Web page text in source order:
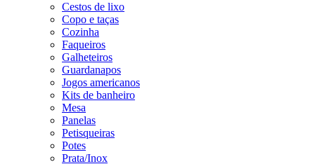
Cestos de lixo
Copo e taças
Cozinha
Faqueiros
Galheteiros
Guardanapos
Jogos americanos
Kits de banheiro
Mesa
Panelas
Petisqueiras
Potes
Prata/Inox